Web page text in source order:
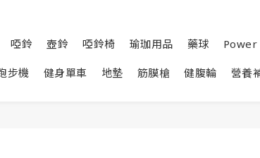
啞鈴 壺鈴 啞鈴椅 瑜珈用品 藥球 Power
步機 健身單車 地墊 筋膜槍 健腹輪 營養